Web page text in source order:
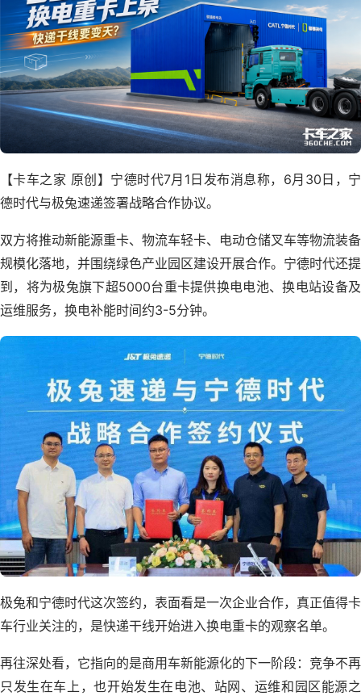
【卡车之家 原创】宁德时代7月1日发布消息称，6月30日，宁
德时代与极兔速递签署战略合作协议。
双方将推动新能源重卡、物流车轻卡、电动仓储叉车等物流装备
规模化落地，并围绕绿色产业园区建设开展合作。宁德时代还提
到，将为极兔旗下超5000台重卡提供换电电池、换电站设备及
运维服务，换电补能时间约3-5分钟。
极兔和宁德时代这次签约，表面看是一次企业合作，真正值得卡
车行业关注的，是快递干线开始进入换电重卡的观察名单。
再往深处看，它指向的是商用车新能源化的下一阶段：竞争不再
只发生在车上，也开始发生在电池、站网、运维和园区能源之